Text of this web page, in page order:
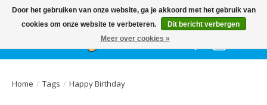
HetGEHELE jaar, grote collectie feestkleding & accessoires |
Ballonnen | Schmink | Bedrukking | Altijd gratis parkeren
Verlanglijst
Home / Tags / Happy Birthday
Door het gebruiken van onze website, ga je akkoord met het gebruik van
cookies om onze website te verbeteren.
Dit bericht verbergen
Meer over cookies »